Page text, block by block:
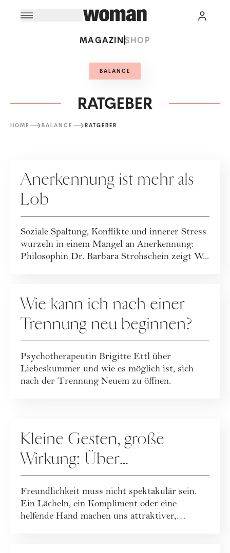
MAGAZINSHOP
BALANCE
RATGEBER
HOME BALANCE RATGEBER
Anerkennung ist mehr als
Lob
Soziale Spaltung, Konflikte und innerer Stress
wurzeln in einem Mangel an Anerkennung:
Philosophin Dr. Barbara Strohschein zeigt W...
Wie kann ich nach einer
Trennung neu beginnen?
Psychotherapeutin Brigitte Ettl über
Liebeskummer und wie es möglich ist, sich
nach der Trennung Neuem zu öffnen.
Kleine Gesten, große
Wirkung: Über
Freundlichkeit im Alltag
Freundlichkeit muss nicht spektakulär sein.
Ein Lächeln, ein Kompliment oder eine
helfende Hand machen uns attraktiver,